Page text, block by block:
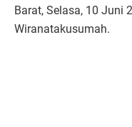
Barat, Selasa, 10 Juni
Wiranatakusumah.